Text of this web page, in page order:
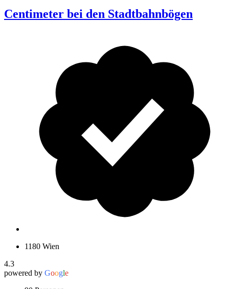
Centimeter bei den Stadtbahnbögen
1180 Wien
4.3
powered by Google